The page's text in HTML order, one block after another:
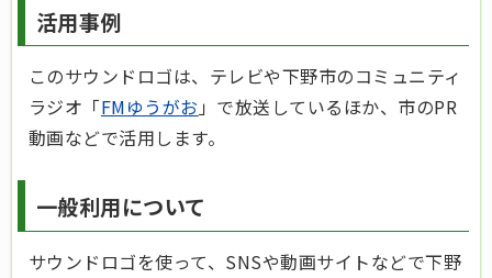
活用事例
このサウンドロゴは、テレビや下野市のコミュニティ
ラジオ「FMゆうがお 」で放送しているほか、市のPR
動画などで活用します。
一般利用について
サウンドロゴを使って、SNSや動画サイトなどで下野